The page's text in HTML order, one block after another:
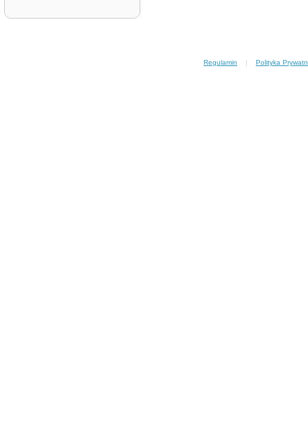
Regulamin | Polityka